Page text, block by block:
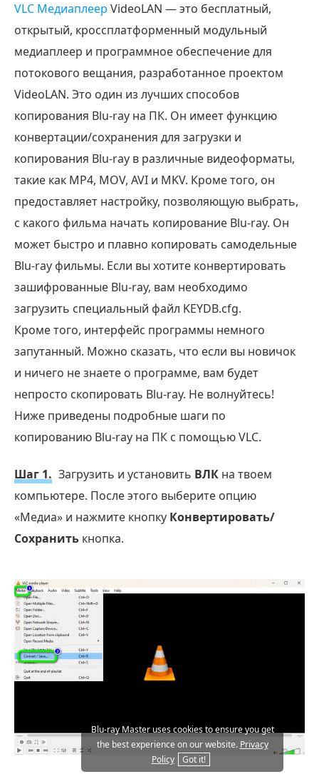
VLC Медиаплеер VideoLAN — это бесплатный,
открытый, кроссплатформенный модульный
медиаплеер и программное обеспечение для
потокового вещания, разработанное проектом
VideoLAN. Это один из лучших способов
копирования Blu-ray на ПК. Он имеет функцию
конвертации/сохранения для загрузки и
копирования Blu-ray в различные видеоформаты,
такие как MP4, MOV, AVI и MKV. Кроме того, он
предоставляет настройку, позволяющую выбрать,
с какого фильма начать копирование Blu-ray. Он
может быстро и плавно копировать самодельные
Blu-ray фильмы. Если вы хотите конвертировать
зашифрованные Blu-ray, вам необходимо
загрузить специальный файл KEYDB.cfg.
Кроме того, интерфейс программы немного
запутанный. Можно сказать, что если вы новичок
и ничего не знаете о программе, вам будет
непросто скопировать Blu-ray. Не волнуйтесь!
Ниже приведены подробные шаги по
копированию Blu-ray на ПК с помощью VLC.
Шаг 1. Загрузить и установить ВЛК на твоем
компьютере. После этого выберите опцию
«Медиа» и нажмите кнопку Конвертировать/
Сохранить кнопка.
Blu-ray Master uses cookies to ensure you get
the best experience on our website. Privacy
Policy
Got it!